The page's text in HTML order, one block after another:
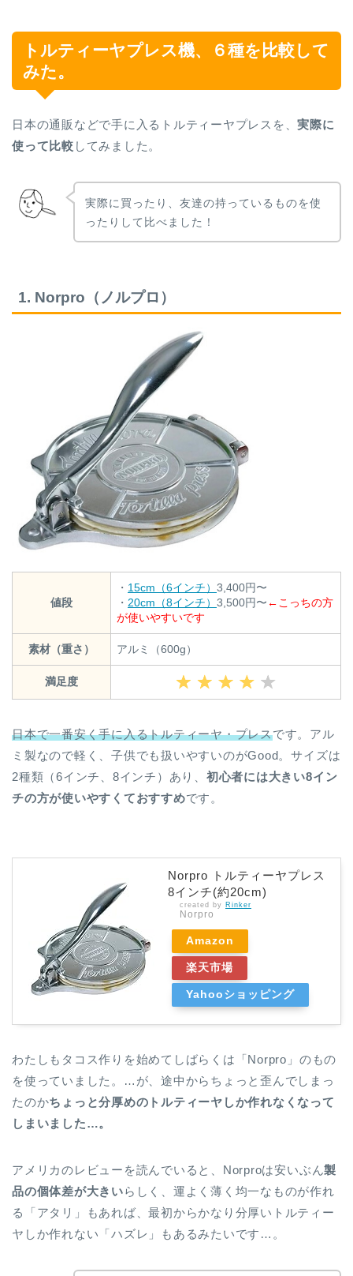
トルティーヤプレス機、６種を比較して
みた。
日本の通販などで手に入るトルティーヤプレスを、実際に
使って比較 してみました。
実際に買ったり、友達の持っているものを使
ったりして比べました！
1. Norpro（ノルプロ）
値段
・ 15cm（6インチ） 3,400円〜
・ 20cm（8インチ） 3,500円〜 ←こっちの方
が使いやすいです
素材（重さ） アルミ（600g）
満足度
日本で一番安く手に入るトルティーヤ・プレスです。アル
ミ製なので軽く、子供でも扱いやすいのがGood。サイズは
2種類（6インチ、8インチ）あり、 初心者には大きい8イン
チの方が使いやすくておすすめです。
Norpro トルティーヤプレス
8インチ(約20cm)
created by Rinker
Norpro
Amazon
楽天市場
Yahooショッピング
わたしもタコス作りを始めてしばらくは「Norpro」のもの
を使っていました。…が、途中からちょっと歪んでしまっ
たのかちょっと分厚めのトルティーヤしか作れなくなって
しまいました…。
アメリカのレビューを読んでいると、Norproは安いぶん製
品の個体差が大きいらしく、運よく薄く均一なものが作れ
る「アタリ」もあれば、最初からかなり分厚いトルティー
ヤしか作れない「ハズレ」もあるみたいです…。